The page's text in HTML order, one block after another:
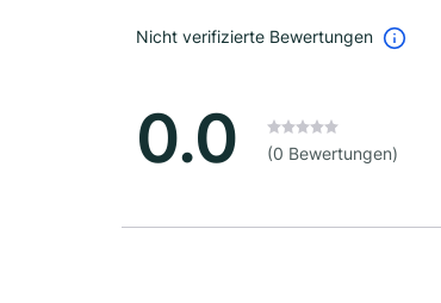
Nicht verifizierte Bewertungen
0.0 (0 Bewertungen)